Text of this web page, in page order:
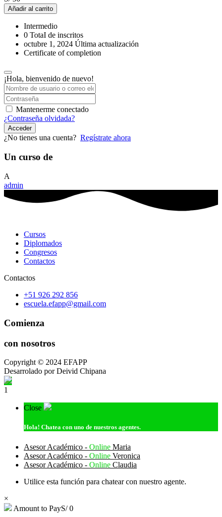
Añadir al carrito
Intermedio
0 TotaI de inscritos
octubre 1, 2024 Última actualización
Certificate of completion
¡Hola, bienvenido de nuevo!
Mantenerme conectado
¿Contraseña olvidada?
Acceder
¿No tienes una cuenta? Regístrate ahora
Un curso de
A
admin
Cursos
Diplomados
Congresos
Contactos
Contactos
+51 926 292 856
escuela.efapp@gmail.com
Comienza
con nosotros
Copyright © 2024 EFAPP
Desarrolado por Deivid Chipana
1
Close
Hola! Chatea con uno de nuestros agentes.
Asesor Académico - Online Maria
Asesor Académico - Online Veronica
Asesor Académico - Online Claudia
Utilice esta función para chatear con nuestro agente.
×
Amount to PayS/0